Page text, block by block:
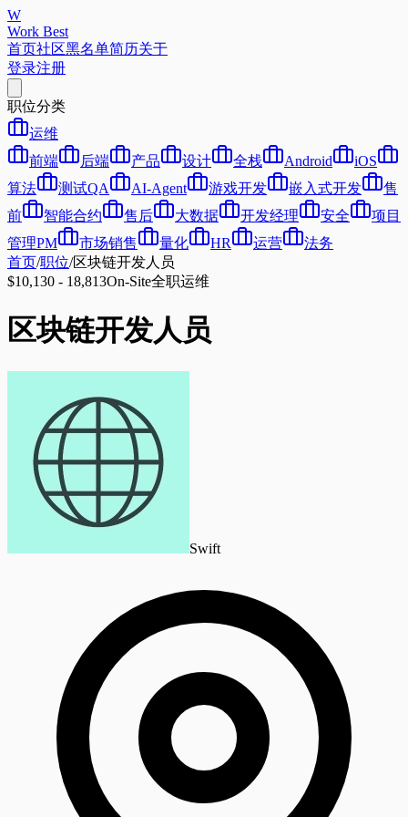
W
Work Best
首页社区黑名单简历关于
登录注册
职位分类
运维
前端
后端 产品 设计 全栈 Android
iOS
算法
测试QA AI-Agent 游戏开发 嵌入式开发
售
前
智能合约 售后 大数据 开发经理 安全
项目
管理PM
市场销售 量化 HR 运营
法务
首页/职位/区块链开发人员
$10,130 - 18,813On-Site全职运维
区块链开发人员
Swift